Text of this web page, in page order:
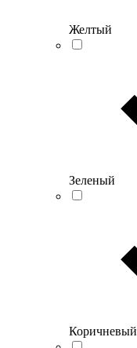
Желтый
Зеленый
Коричневый